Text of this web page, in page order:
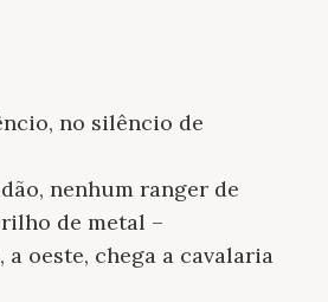
no silêncio de
nenhum ranger de
de metal –
oeste, chega a cavalaria